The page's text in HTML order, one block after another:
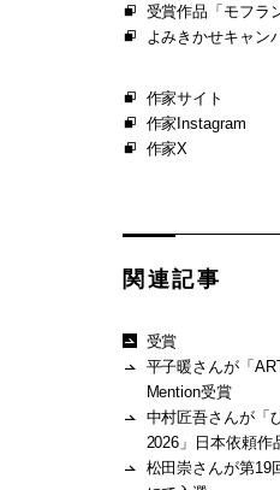
受賞作品「モフラ
よみきかせキャン
作家サイト
作家Instagram
作家X
関連記事
受賞
平子暖さんが「
Mention受賞
中村匠吾さんが「
2026」日本依頼
松田崇さんが第19